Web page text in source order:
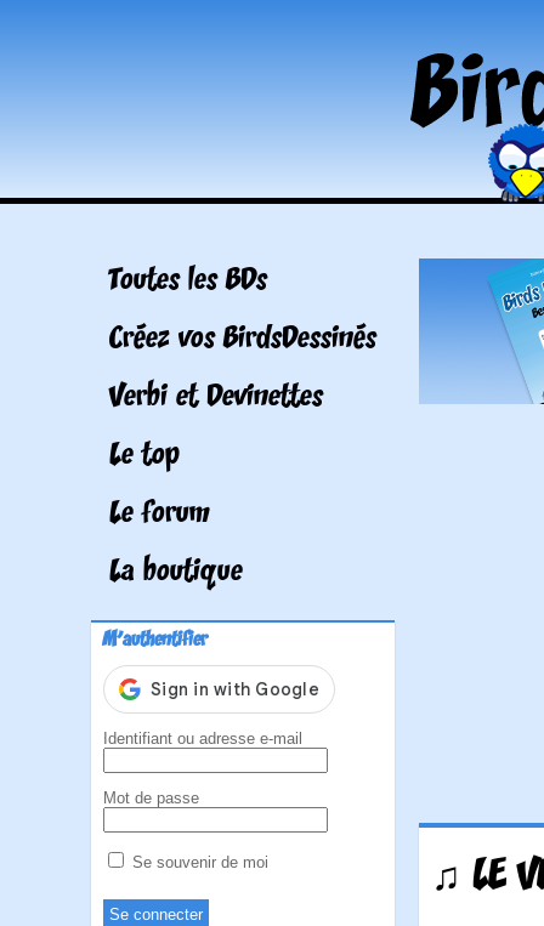
Toutes les BDs
Créez vos BirdsDessinés
Verbi et Devinettes
Le top
Le forum
La boutique
M'authentifier
Identifiant ou adresse e-mail
Mot de passe
Se souvenir de moi ♫ LE